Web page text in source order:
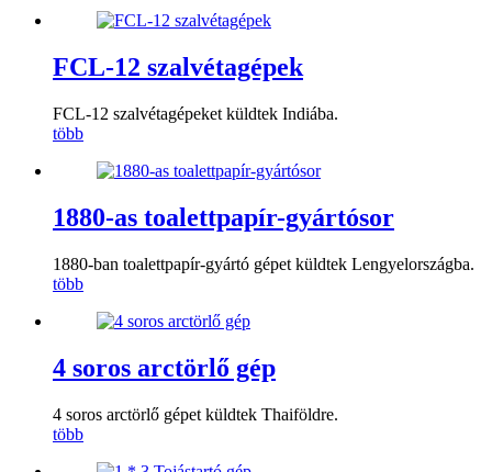
FCL-12 szalvétagépek
FCL-12 szalvétagépeket küldtek Indiába.
több
1880-as toalettpapír-gyártósor
1880-ban toalettpapír-gyártó gépet küldtek Lengyelországba.
több
4 soros arctörlő gép
4 soros arctörlő gépet küldtek Thaiföldre.
több